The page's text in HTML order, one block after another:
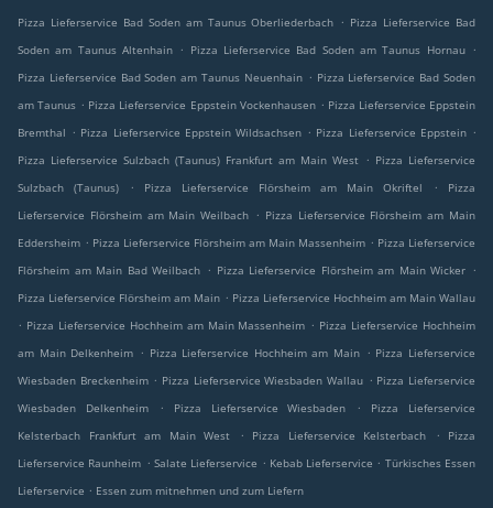
Pizza Lieferservice Bad Soden am Taunus Oberliederbach . Pizza Lieferservice Bad
Soden am Taunus Altenhain . Pizza Lieferservice Bad Soden am Taunus Hornau .
Pizza Lieferservice Bad Soden am Taunus Neuenhain . Pizza Lieferservice Bad Soden
am Taunus . Pizza Lieferservice Eppstein Vockenhausen . Pizza Lieferservice Eppstein
Bremthal . Pizza Lieferservice Eppstein Wildsachsen . Pizza Lieferservice Eppstein .
Pizza Lieferservice Sulzbach (Taunus) Frankfurt am Main West . Pizza Lieferservice
Sulzbach (Taunus)
. Pizza Lieferservice Flörsheim am Main Okriftel .
Pizza
Lieferservice Flörsheim am Main Weilbach . Pizza Lieferservice Flörsheim am Main
Eddersheim . Pizza Lieferservice Flörsheim am Main Massenheim . Pizza Lieferservice
Flörsheim am Main Bad Weilbach . Pizza Lieferservice Flörsheim am Main Wicker .
Pizza Lieferservice Flörsheim am Main . Pizza Lieferservice Hochheim am Main Wallau
. Pizza Lieferservice Hochheim am Main Massenheim . Pizza Lieferservice Hochheim
am Main Delkenheim . Pizza Lieferservice Hochheim am Main . Pizza Lieferservice
Wiesbaden Breckenheim . Pizza Lieferservice Wiesbaden Wallau . Pizza Lieferservice
Wiesbaden Delkenheim
. Pizza Lieferservice Wiesbaden .
Pizza Lieferservice
Kelsterbach Frankfurt am Main West
. Pizza Lieferservice Kelsterbach .
Pizza
Lieferservice Raunheim . Salate Lieferservice . Kebab Lieferservice . Türkisches Essen
Lieferservice . Essen zum mitnehmen und zum Liefern